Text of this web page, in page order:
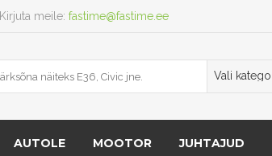
Kirjuta meile: fastime@fastime.ee
AUTOLE MOOTOR JUHTAJUD